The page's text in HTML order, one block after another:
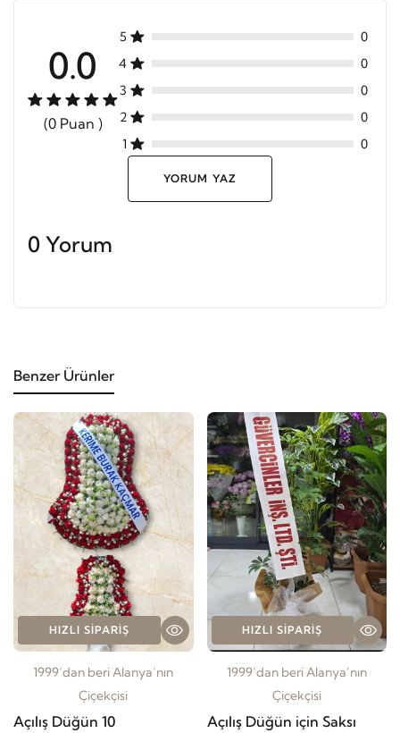
0.0
(0 Puan )
5
0
4
0
3
0
2
0
1
0
YORUM YAZ
0 Yorum
Benzer Ürünler
HIZLI SIPARIŞ
1999’dan beri Alanya’nın
Çiçekçisi
Açılış Düğün 10
HIZLI SIPARIŞ
1999’dan beri Alanya’nın
Çiçekçisi
Açılış Düğün için Saksı